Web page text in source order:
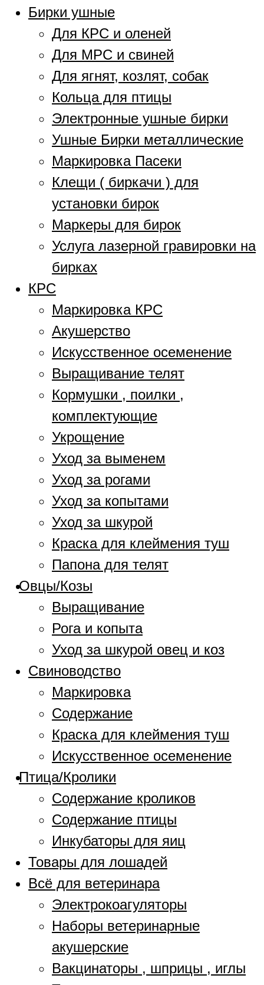
Бирки ушные
Для КРС и оленей
Для МРС и свиней
Для ягнят, козлят, собак
Кольца для птицы
Электронные ушные бирки
Ушные Бирки металлические
Маркировка Пасеки
Клещи ( биркачи ) для
установки бирок
Маркеры для бирок
Услуга лазерной гравировки на
бирках
КРС
Маркировка КРС
Акушерство
Искусственное осеменение
Выращивание телят
Кормушки , поилки ,
комплектующие
Укрощение
Уход за выменем
Уход за рогами
Уход за копытами
Уход за шкурой
Краска для клеймения туш
Папона для телят
Овцы/Козы
Выращивание
Рога и копыта
Уход за шкурой овец и коз
Свиноводство
Маркировка
Содержание
Краска для клеймения туш
Искусственное осеменение
Птица/Кролики
Содержание кроликов
Содержание птицы
Инкубаторы для яиц
Товары для лошадей
Всё для ветеринара
Электрокоагуляторы
Наборы ветеринарные
акушерские
Вакцинаторы , шприцы , иглы